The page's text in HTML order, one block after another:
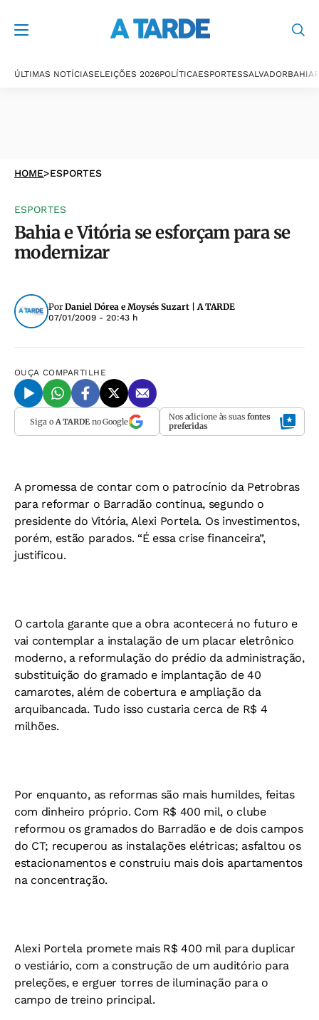
ÚLTIMAS NOTÍCIASELEIÇÕES 2026POLÍTICAESPORTESSALVADORBAHIA
HOME>ESPORTES
ESPORTES
Bahia e Vitória se esforçam para se
modernizar
Por Daniel Dórea e Moysés Suzart | A TARDE
07/01/2009 - 20:43 h
OUÇA COMPARTILHE
Siga o A TARDEno Google Nos adicione às suas fontes
preferidas
A promessa de contar com o patrocínio da Petrobras
para reformar o Barradão continua, segundo o
presidente do Vitória, Alexi Portela. Os investimentos,
porém, estão parados. “É essa crise financeira”,
justificou.
O cartola garante que a obra acontecerá no futuro e
vai contemplar a instalação de um placar eletrônico
moderno, a reformulação do prédio da administração,
substituição do gramado e implantação de 40
camarotes, além de cobertura e ampliação da
arquibancada. Tudo isso custaria cerca de R$ 4
milhões.
Por enquanto, as reformas são mais humildes, feitas
com dinheiro próprio. Com R$ 400 mil, o clube
reformou os gramados do Barradão e de dois campos
do CT; recuperou as instalações elétricas; asfaltou os
estacionamentos e construiu mais dois apartamentos
na concentração.
Alexi Portela promete mais R$ 400 mil para duplicar
o vestiário, com a construção de um auditório para
preleções, e erguer torres de iluminação para o
campo de treino principal.